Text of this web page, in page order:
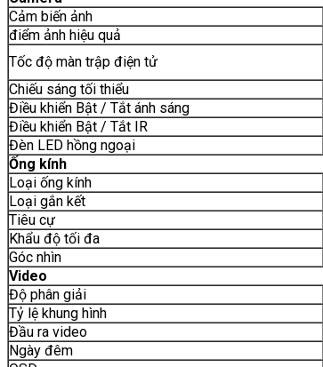
Cảm biến ảnh
điểm ảnh hiệu quả
Tốc độ màn trập điện tử
Chiếu sáng tối thiểu
Điều khiển Bật / Tắt ánh sáng
Điều khiển Bật / Tắt IR
Đèn LED hồng ngoại
Ống kính
Loại ống kính
Loại gắn kết
Tiêu cự
Khẩu độ tối đa
Góc nhìn
Video
Độ phân giải
Tỷ lệ khung hình
Đầu ra video
Ngày đêm